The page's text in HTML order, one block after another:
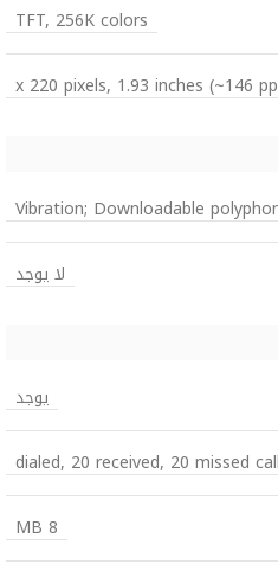
TFT, 256K colors
Vibration; Downloadable
لا يوجد
يوجد
8 MB